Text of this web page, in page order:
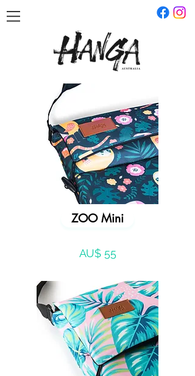
ZOO Mini
AU$ 55